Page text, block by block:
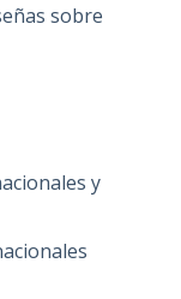
sobre
y